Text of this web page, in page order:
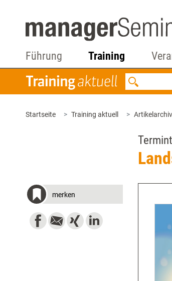
Führung Training
Startseite Training aktuell Artikelarchiv
merken